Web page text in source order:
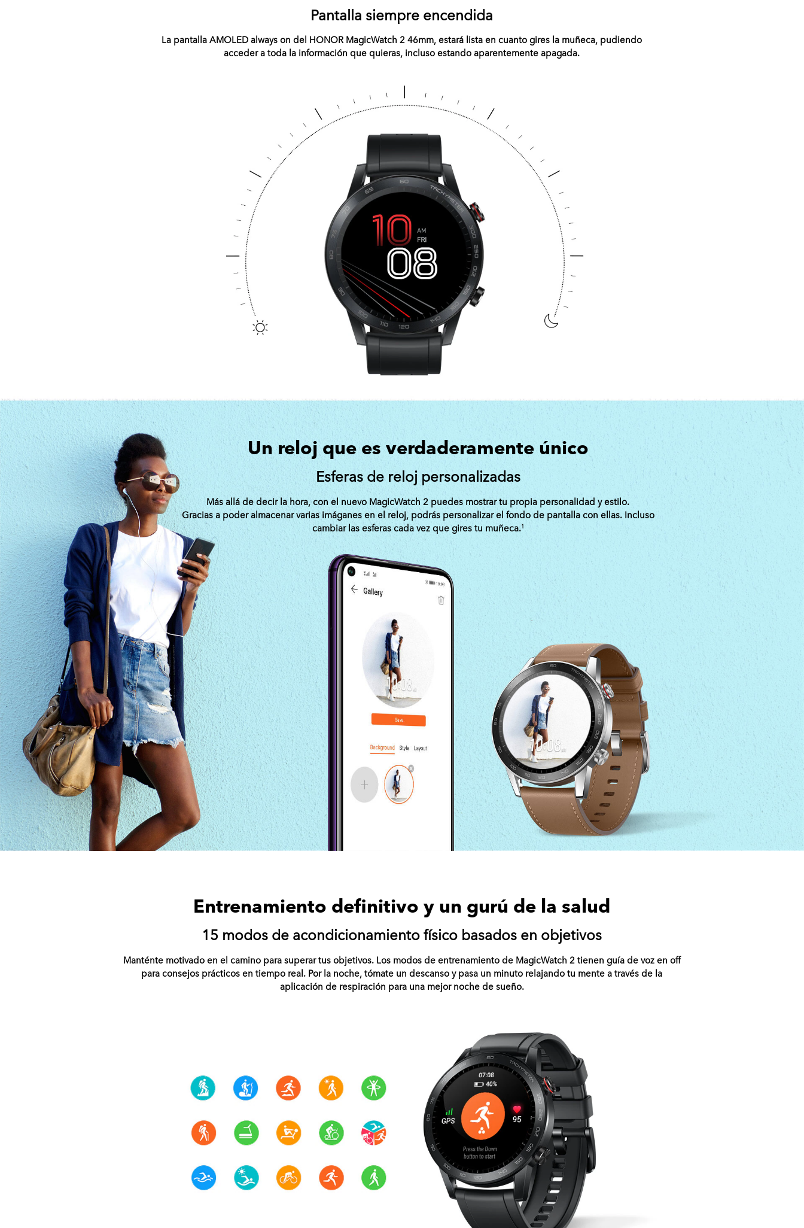
Pantalla siempre encendida
La pantalla AMOLED always on del HONOR MagicWatch 2 46mm, estará lista en cuanto gires la muñeca, pudiendo
acceder a toda la información que quieras, incluso estando aparentemente apagada.
Un reloj que es verdaderamente único
Esferas de reloj personalizadas
Más allá de decir la hora, con el nuevo MagicWatch 2 puedes mostrar tu propia personalidad y estilo.
Gracias a poder almacenar varias imáganes en el reloj, podrás personalizar el fondo de pantalla con ellas. Incluso
cambiar las esferas cada vez que gires tu muñeca.1
Entrenamiento definitivo y un gurú de la salud
15 modos de acondicionamiento físico basados en objetivos
Manténte motivado en el camino para superar tus objetivos. Los modos de entrenamiento de MagicWatch 2 tienen guía de voz en off
para consejos prácticos en tiempo real. Por la noche, tómate un descanso y pasa un minuto relajando tu mente a través de la
aplicación de respiración para una mejor noche de sueño.